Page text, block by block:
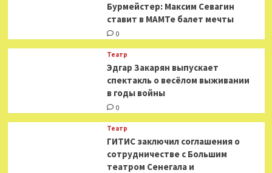
Бурмейстер: Максим Севагин
ставит в МАМТе балет мечты
0
Театр
Эдгар Закарян выпускает
спектакль о весёлом выживании
в годы войны
0
Театр
ГИТИС заключил соглашения о
сотрудничестве с Большим
театром Сенегала и